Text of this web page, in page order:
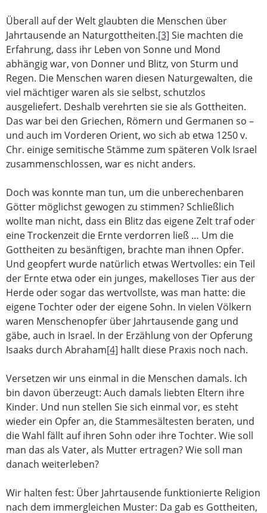
Überall auf der Welt glaubten die Menschen über
Jahrtausende an Naturgottheiten.[3] Sie machten die
Erfahrung, dass ihr Leben von Sonne und Mond
abhängig war, von Donner und Blitz, von Sturm und
Regen. Die Menschen waren diesen Naturgewalten, die
viel mächtiger waren als sie selbst, schutzlos
ausgeliefert. Deshalb verehrten sie sie als Gottheiten.
Das war bei den Griechen, Römern und Germanen so –
und auch im Vorderen Orient, wo sich ab etwa 1250 v.
Chr. einige semitische Stämme zum späteren Volk Israel
zusammenschlossen, war es nicht anders.
Doch was konnte man tun, um die unberechenbaren
Götter möglichst gewogen zu stimmen? Schließlich
wollte man nicht, dass ein Blitz das eigene Zelt traf oder
eine Trockenzeit die Ernte verdorren ließ … Um die
Gottheiten zu besänftigen, brachte man ihnen Opfer.
Und geopfert wurde natürlich etwas Wertvolles: ein Teil
der Ernte etwa oder ein junges, makelloses Tier aus der
Herde oder sogar das wertvollste, was man hatte: die
eigene Tochter oder der eigene Sohn. In vielen Völkern
waren Menschenopfer über Jahrtausende gang und
gäbe, auch in Israel. In der Erzählung von der Opferung
Isaaks durch Abraham[4] hallt diese Praxis noch nach.
Versetzen wir uns einmal in die Menschen damals. Ich
bin davon überzeugt: Auch damals liebten Eltern ihre
Kinder. Und nun stellen Sie sich einmal vor, es steht
wieder ein Opfer an, die Stammesältesten beraten, und
die Wahl fällt auf ihren Sohn oder ihre Tochter. Wie soll
man das als Vater, als Mutter ertragen? Wie soll man
danach weiterleben?
Wir halten fest: Über Jahrtausende funktionierte Religion
nach dem immergleichen Muster: Da gab es Gottheiten,